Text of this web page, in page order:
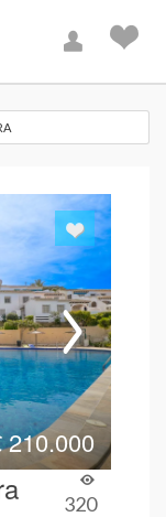
210.000
320